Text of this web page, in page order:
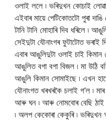
ওলাই ললে ৷ ভৰিদুখন কোচাই
এইবাৰ মায়ে পেটিকোতটো পুৰা
টানি টানি মোহাৰি দিব ধৰিলে ৷
সেইদুটা যৌনাংগৰ ফুটাটোত ভৰাই
এবাৰ আঙুলিদুটা ওলাই চাই
আঙুলিত বগা বগা বিজল ৷ মা উঠি
আঙুলি কিমান সোমাইছে ৷ এখন
যৌনাংগত খৰখৰকৈ চলাই গ‘ল ৷
আৰু ঘন ৷ আৰু নোমবোৰ বেছি ঠাই
৷ অলপ কেকোৰা কেকুৰি ৷